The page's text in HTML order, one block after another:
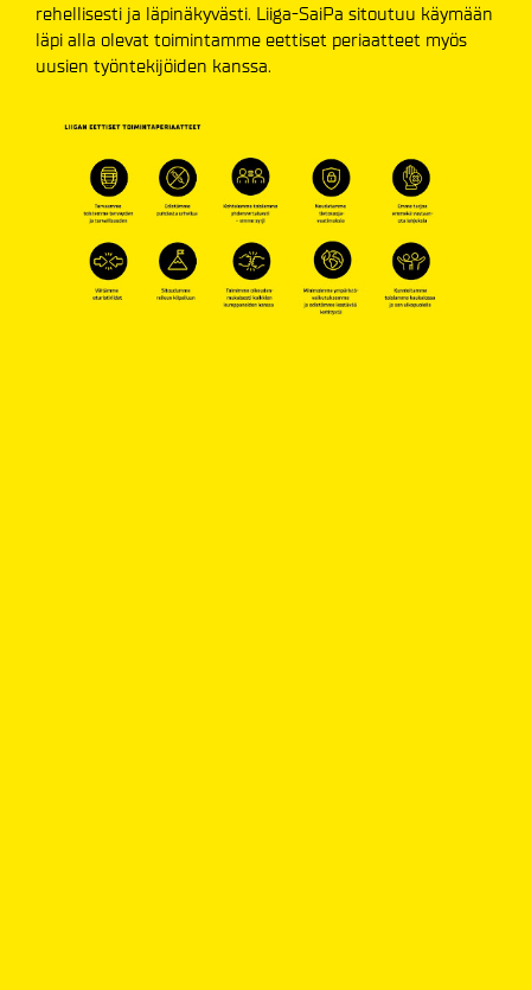
rehellisesti ja läpinäkyvästi. Liiga-SaiPa sitoutuu käymään
läpi alla olevat toimintamme eettiset periaatteet myös
uusien työntekijöiden kanssa.